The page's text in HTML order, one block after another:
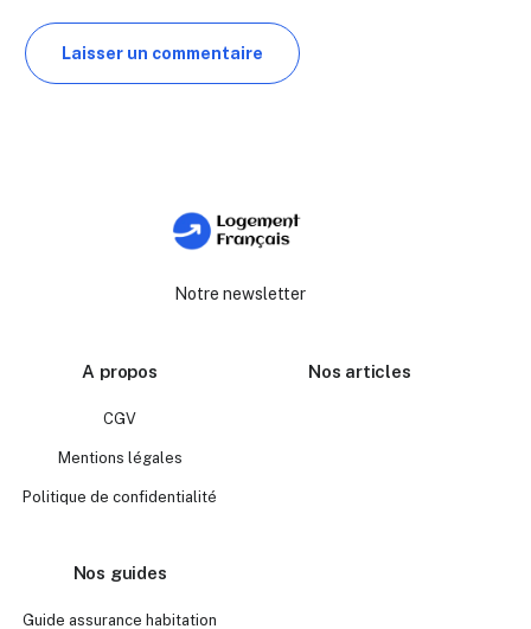
Notre newsletter
A propos
CGV
Mentions légales
Politique de confidentialité
Nos articles
Nos guides
Guide assurance habitation